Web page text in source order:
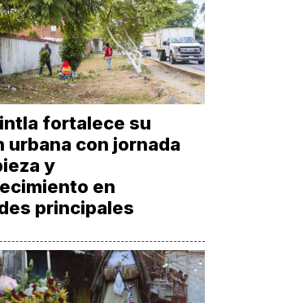
fortalece su
urbana con jornada
y
en
principales